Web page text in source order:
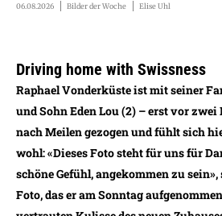
06.08.2026 Bilder der Woche Elise Uhl
Driving home with Swissness
Raphael Vonderküste ist mit seiner
und Sohn Eden Lou (2) – erst vor
nach Meilen gezogen und fühlt sich
wohl: «Dieses Foto steht für uns für
schöne Gefühl, angekommen zu
Foto, das er am Sonntag